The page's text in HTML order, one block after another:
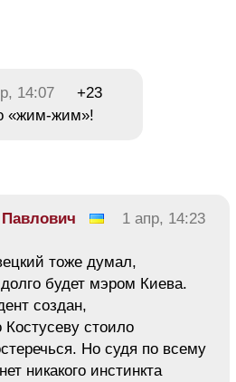
14:07
+23
«жим-жим»!
1 апр, 14:23
тоже думал,
будет мэром Киева.
создан,
Костусеву стоило
Но судя по всему
никакого инстинкта